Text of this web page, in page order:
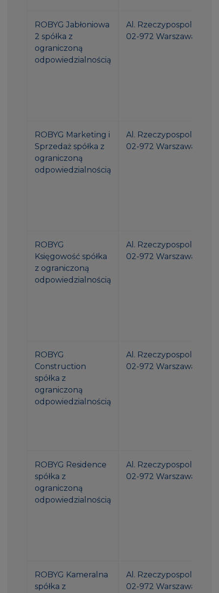
ROBYG Jabłoniowa
2 spółka z
ograniczoną
odpowiedzialnością
Al. Rzeczypospolitej 1
02-972 Warszawa
ROBYG Marketing i
Sprzedaż spółka z
ograniczoną
odpowiedzialnością
Al. Rzeczypospolitej 1
02-972 Warszawa
ROBYG
Księgowość spółka
z ograniczoną
odpowiedzialnością
Al. Rzeczypospolitej 1
02-972 Warszawa
ROBYG
Construction
spółka z
ograniczoną
odpowiedzialnością
Al. Rzeczypospolitej 1
02-972 Warszawa
ROBYG Residence
spółka z
ograniczoną
odpowiedzialnością
Al. Rzeczypospolitej 1
02-972 Warszawa
ROBYG Kameralna
spółka z
Al. Rzeczypospolitej 1
02-972 Warszawa